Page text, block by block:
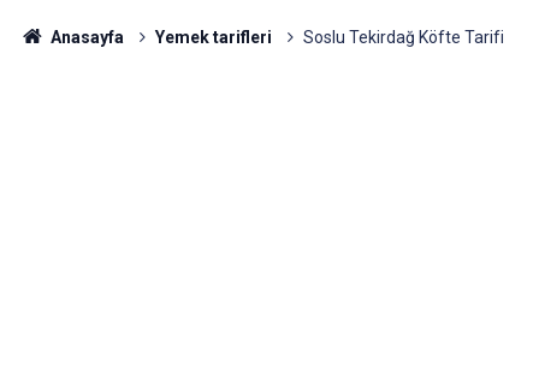
Anasayfa Yemek tarifleri Soslu Tekirdağ Köfte Tarifi